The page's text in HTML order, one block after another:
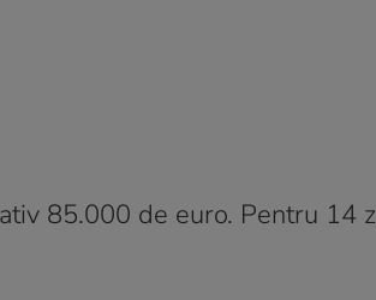
85.000 de euro. Pentru 14